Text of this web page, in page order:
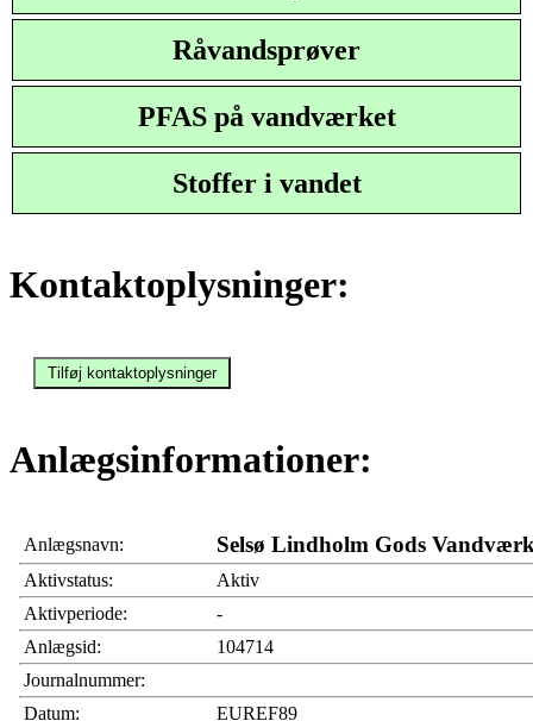
Råvandsprøver
PFAS på vandværket
Stoffer i vandet
Kontaktoplysninger:
Anlægsinformationer:
Anlægsnavn: Selsø Lindholm Gods
Aktivstatus:
Aktiv
Aktivperiode:
-
Anlægsid:
104714
Journalnummer:
Datum:
EUREF89